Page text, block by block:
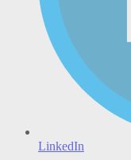
LinkedIn